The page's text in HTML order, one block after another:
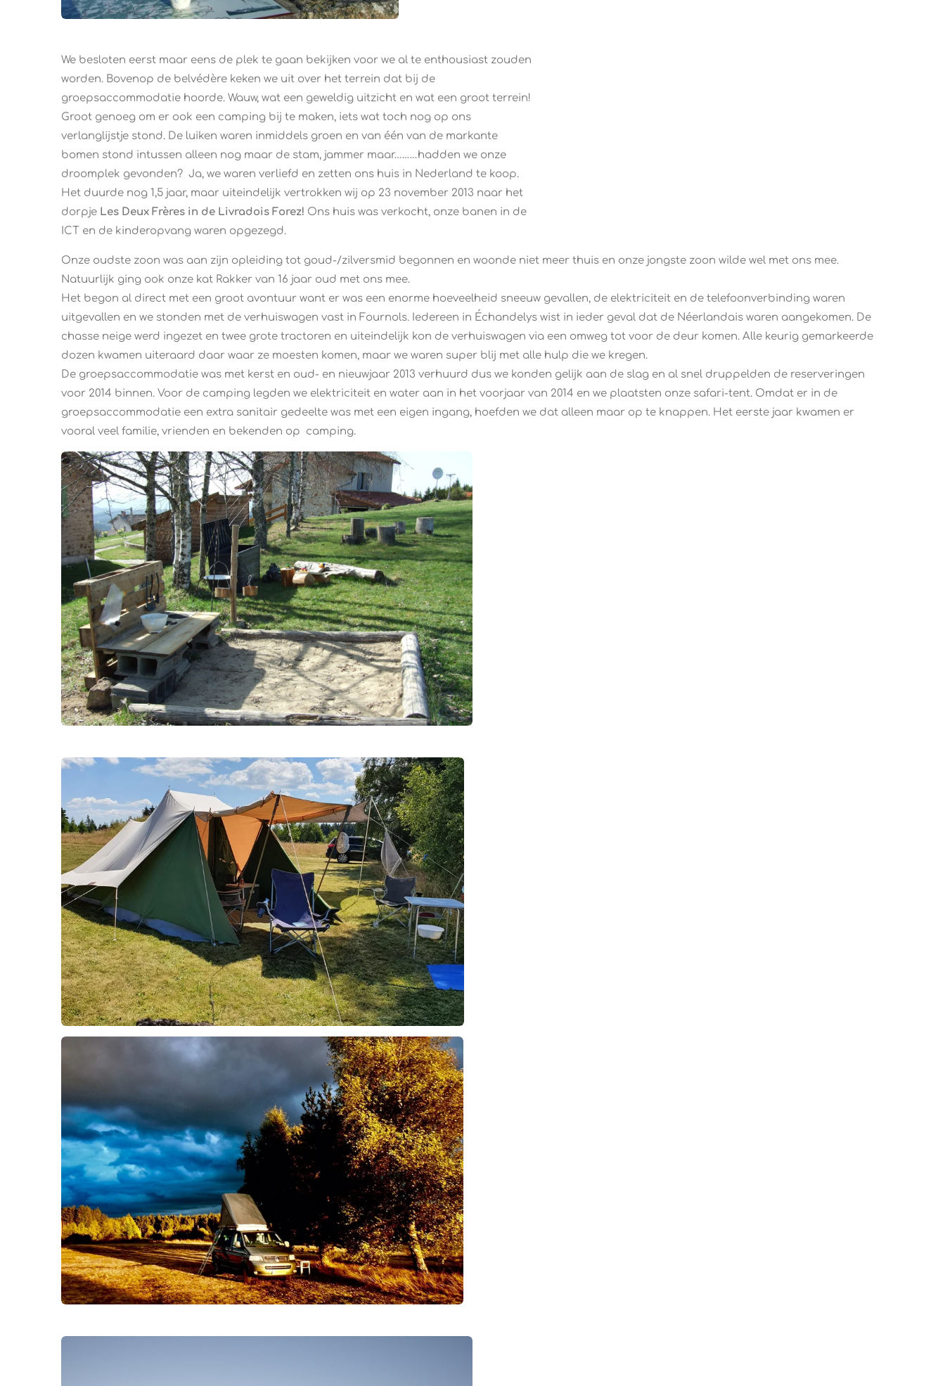
​We besloten eerst maar eens de plek te gaan bekijken voor we al te enthousiast zouden
worden. Bovenop de belvédère keken we uit over het terrein dat bij de
groepsaccommodatie hoorde. Wauw, wat een geweldig uitzicht en wat een groot terrein!
Groot genoeg om er ook een camping bij te maken, iets wat toch nog op ons
verlanglijstje stond. De luiken waren inmiddels groen en van één van de markante
bomen stond intussen alleen nog maar de stam, jammer maar………hadden we onze
droomplek gevonden? Ja, we waren verliefd en zetten ons huis in Nederland te koop.
Het duurde nog 1,5 jaar, maar uiteindelijk vertrokken wij op 23 november 2013 naar het
dorpje Les Deux Frères in de Livradois Forez! Ons huis was verkocht, onze banen in de
ICT en de kinderopvang waren opgezegd.
​​​Onze oudste zoon was aan zijn opleiding tot goud-/zilversmid begonnen en woonde niet meer thuis en onze jongste zoon wilde wel met ons mee.
Natuurlijk ging ook onze kat Rakker van 16 jaar oud met ons mee.
Het begon al direct met een groot avontuur want er was een enorme hoeveelheid sneeuw gevallen, de elektriciteit en de telefoonverbinding waren
uitgevallen en we stonden met de verhuiswagen vast in Fournols. Iedereen in Échandelys wist in ieder geval dat de Néerlandais waren aangekomen. De
chasse neige werd ingezet en twee grote tractoren en uiteindelijk kon de verhuiswagen via een omweg tot voor de deur komen. Alle keurig gemarkeerde
dozen kwamen uiteraard daar waar ze moesten komen, maar we waren super blij met alle hulp die we kregen.
De groepsaccommodatie was met kerst en oud- en nieuwjaar 2013 verhuurd dus we konden gelijk aan de slag en al snel druppelden de reserveringen
voor 2014 binnen. Voor de camping legden we elektriciteit en water aan in het voorjaar van 2014 en we plaatsten onze safari-tent. Omdat er in de
groepsaccommodatie een extra sanitair gedeelte was met een eigen ingang, hoefden we dat alleen maar op te knappen. Het eerste jaar kwamen er
vooral veel familie, vrienden en bekenden op camping.